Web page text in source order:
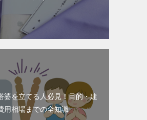
婆を立てる人必見！目的・建
用相場までの全知識